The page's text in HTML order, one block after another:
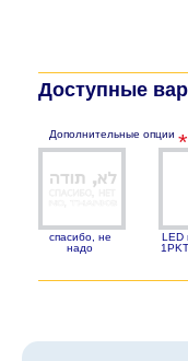
Доступные
Дополнительные опции
спасибо, не
надо
LED
1PKT